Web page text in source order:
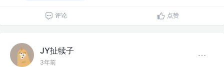
评论 点赞
JY扯犊子
3年前